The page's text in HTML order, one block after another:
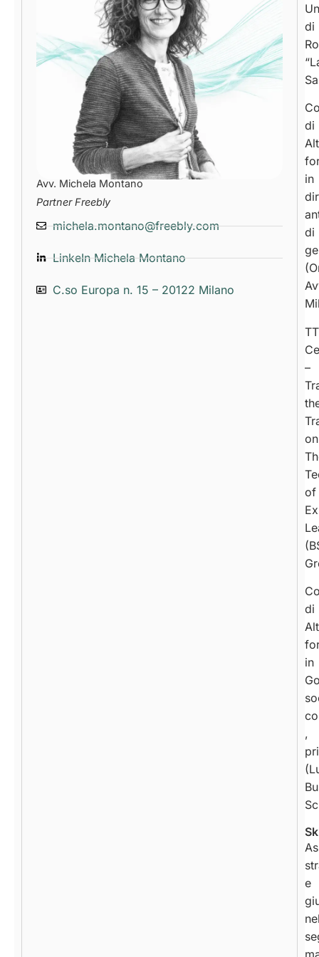
Avv. Michela Montano
Partner Freebly
michela.montano@freebly.com
LinkeIn Michela Montano
C.so Europa n. 15 – 20122 Milano
di
di
in
di
–
on
of
di
in
,
e